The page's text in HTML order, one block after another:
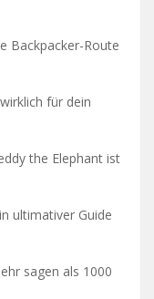
Backpacker-Route
für dein
the Elephant ist
ultimativer Guide
sagen als 1000